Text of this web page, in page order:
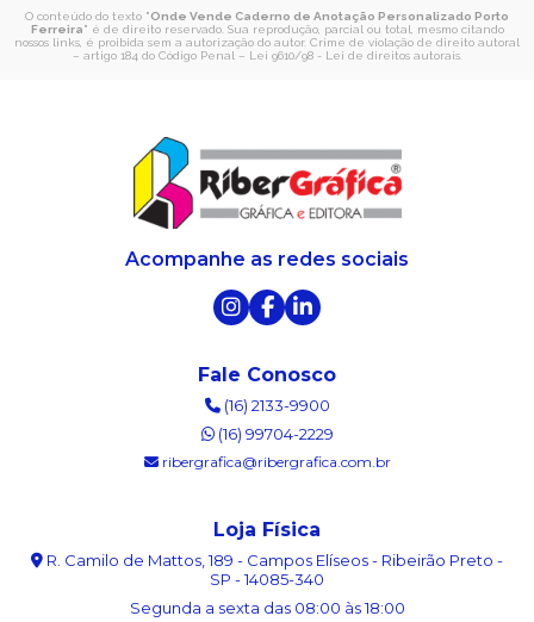
O conteúdo do texto "Onde Vende Caderno de Anotação Personalizado Porto
Ferreira" é de direito reservado. Sua reprodução, parcial ou total, mesmo citando
nossos links, é proibida sem a autorização do autor. Crime de violação de direito autoral
– artigo 184 do Código Penal – Lei 9610/98 - Lei de direitos autorais.
Acompanhe as redes sociais
Fale Conosco
(16) 2133-9900
(16) 99704-2229
ribergrafica@ribergrafica.com.br
Loja Física
R. Camilo de Mattos, 189 - Campos Elíseos - Ribeirão Preto -
SP - 14085-340
Segunda a sexta das 08:00 às 18:00